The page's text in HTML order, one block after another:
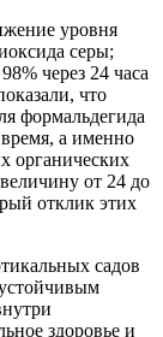
уровня
серы;
через 24 часа
что
формальдегида
время, а именно
органических
от 24 до
отклик этих
садов
здоровье и